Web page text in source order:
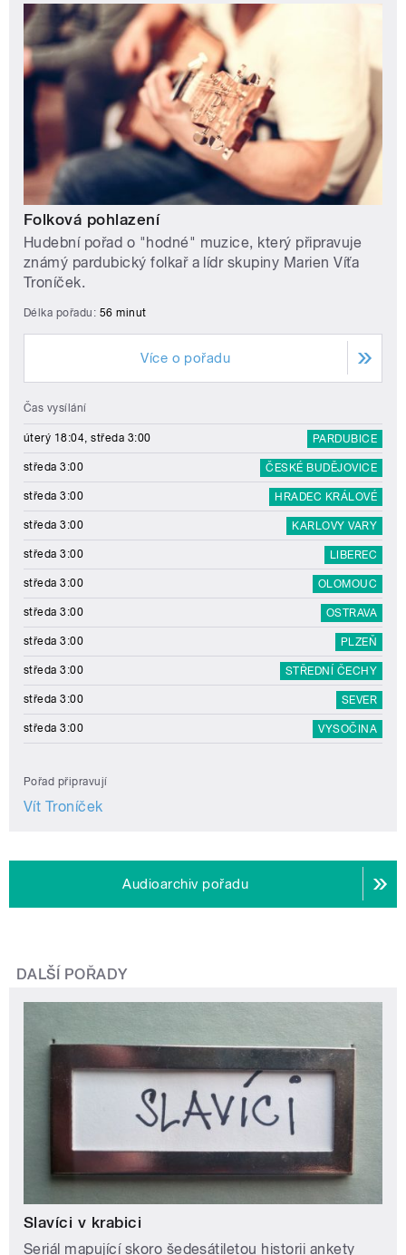
Folková pohlazení
Hudební pořad o "hodné" muzice, který připravuje
známý pardubický folkař a lídr skupiny Marien Víťa
Troníček.
Délka pořadu: 56 minut
Více o pořadu
Čas vysílání
úterý 18:04, středa 3:00 PARDUBICE
středa 3:00 ČESKÉ BUDĚJOVICE
středa 3:00 HRADEC KRÁLOVÉ
středa 3:00 KARLOVY VARY
středa 3:00 LIBEREC
středa 3:00 OLOMOUC
středa 3:00 OSTRAVA
středa 3:00 PLZEŇ
středa 3:00 STŘEDNÍ ČECHY
středa 3:00 SEVER
středa 3:00 VYSOČINA
Pořad připravují
Vít Troníček
Audioarchiv pořadu
DALŠÍ POŘADY
Slavíci v krabici
Seriál mapující skoro šedesátiletou historii ankety